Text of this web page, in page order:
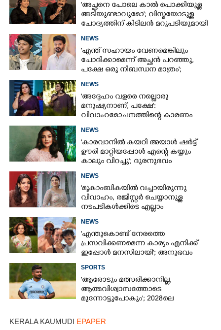
'അച്ഛനെ പോലെ കാൽ പൊക്കിയുള്ള
അടിയുണ്ടാവുമോ'; വിസ്മയോടുള്ള
ചോദ്യത്തിന് കിടിലൻ മറുപടിയുമായി
NEWS
'എന്ത് സഹായം വേണമെങ്കിലും
ചോദിക്കാമെന്ന് അച്ഛൻ പറഞ്ഞു,
പക്ഷേ ഒരു നിബന്ധന മാത്രം';
സഞ്ജയ്
NEWS
'അദ്ദേഹം വളരെ നല്ലൊരു
മനുഷ്യനാണ്, പക്ഷേ':
വിവാഹമോചനത്തിന്റെ കാരണം
NEWS
'കാരവാനിൽ കയറി അയാൾ ഷർട്ട്
ഊരി മാറ്റിയപ്പോൾ എന്റെ കയ്യും
കാലും വിറച്ചു'; ദുരനുഭവം
NEWS
'മൂകാംബികയിൽ വച്ചായിരുന്നു
വിവാഹം, രജിസ്റ്റർ ചെയ്യാനുള്ള
നടപടികൾക്കിടെ എല്ലാം
പിള്ള
NEWS
'എന്തുകൊണ്ട് നേരത്തെ
പ്രസവിക്കണമെന്ന കാര്യം എനിക്ക്
ഇപ്പോൾ മനസിലായി'; അനുഭവം
SPORTS
'ആരോടും മത്സരിക്കാനില്ല,​
ആത്മവിശ്വാസത്തോടെ
മുന്നോട്ടുപോകും'; 2028ലെ
സാംസൺ
KERALA KAUMUDI EPAPER